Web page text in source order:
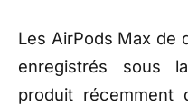
Les AirPods Max de
enregistrés sous
produit récemment